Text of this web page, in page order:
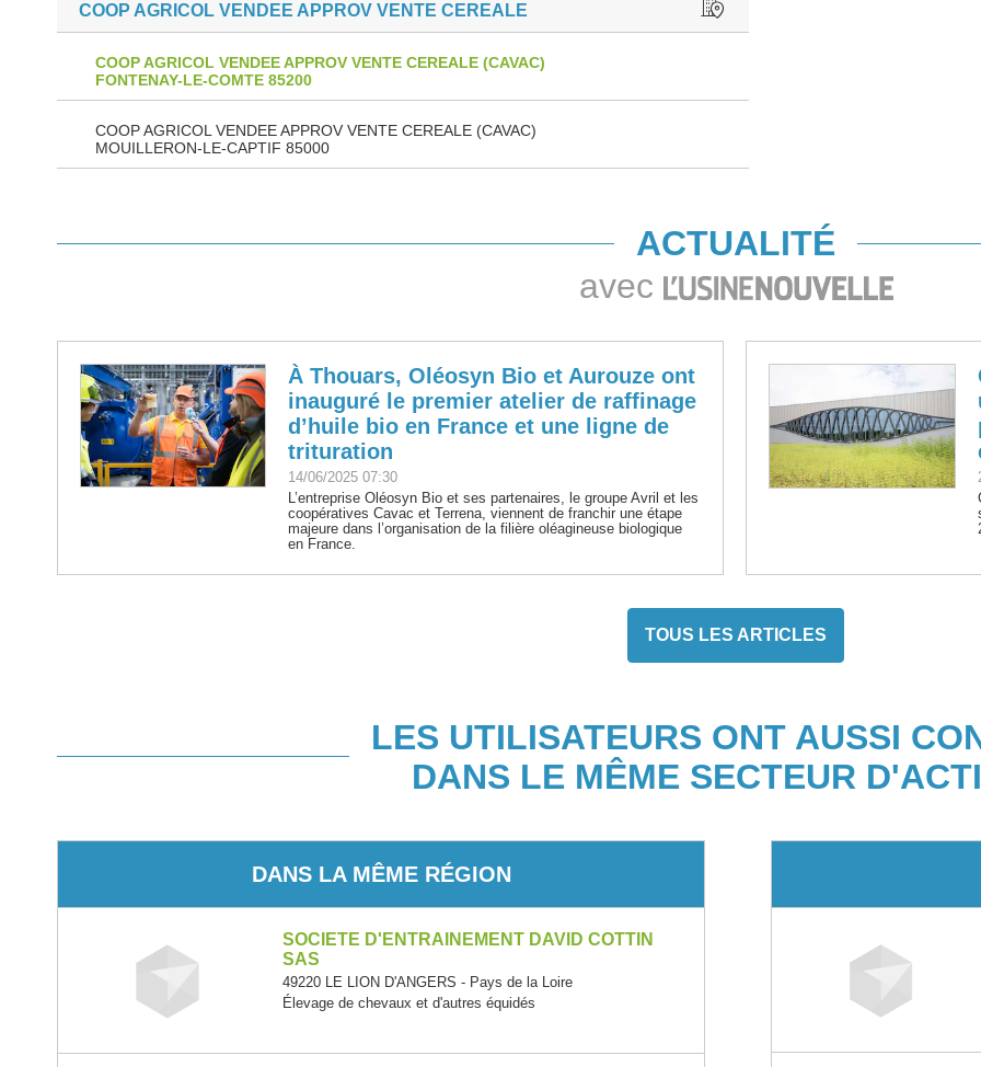
COOP AGRICOL VENDEE APPROV VENTE CEREALE
COOP AGRICOL VENDEE APPROV VENTE CEREALE (CAVAC)
FONTENAY-LE-COMTE 85200
COOP AGRICOL VENDEE APPROV VENTE CEREALE (CAVAC)
MOUILLERON-LE-CAPTIF 85000
ACTUALITÉ
avec
À Thouars, Oléosyn Bio et Aurouze ont
inauguré le premier atelier de raffinage
d’huile bio en France et une ligne de
trituration
14/06/2025 07:30
L’entreprise Oléosyn Bio et ses partenaires, le groupe Avril et les
coopératives Cavac et Terrena, viennent de franchir une étape
majeure dans l’organisation de la filière oléagineuse biologique
en France.
TOUS LES ARTICLES
LES UTILISATEURS ONT AUSSI
DANS LE MÊME SECTEUR
DANS LA MÊME RÉGION
SOCIETE D'ENTRAINEMENT DAVID COTTIN
SAS
49220 LE LION D'ANGERS - Pays de la Loire
Élevage de chevaux et d'autres équidés